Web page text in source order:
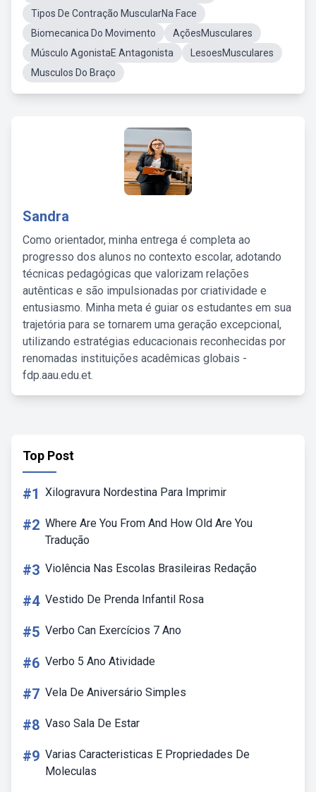
Tipos De Contração MuscularNa Face
Biomecanica Do Movimento
AçõesMusculares
Músculo AgonistaE Antagonista
LesoesMusculares
Musculos Do Braço
Sandra
Como orientador, minha entrega é completa ao
progresso dos alunos no contexto escolar, adotando
técnicas pedagógicas que valorizam relações
autênticas e são impulsionadas por criatividade e
entusiasmo. Minha meta é guiar os estudantes em sua
trajetória para se tornarem uma geração excepcional,
utilizando estratégias educacionais reconhecidas por
renomadas instituições acadêmicas globais -
fdp.aau.edu.et.
Top Post
#1 Xilogravura Nordestina Para Imprimir
#2 Where Are You From And How Old Are You
Tradução
#3 Violência Nas Escolas Brasileiras Redação
#4 Vestido De Prenda Infantil Rosa
#5 Verbo Can Exercícios 7 Ano
#6 Verbo 5 Ano Atividade
#7 Vela De Aniversário Simples
#8 Vaso Sala De Estar
#9 Varias Caracteristicas E Propriedades De
Moleculas